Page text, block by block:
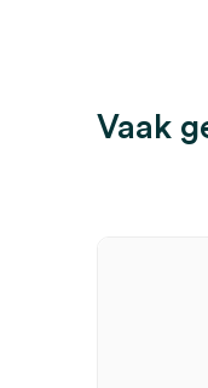
Vaak